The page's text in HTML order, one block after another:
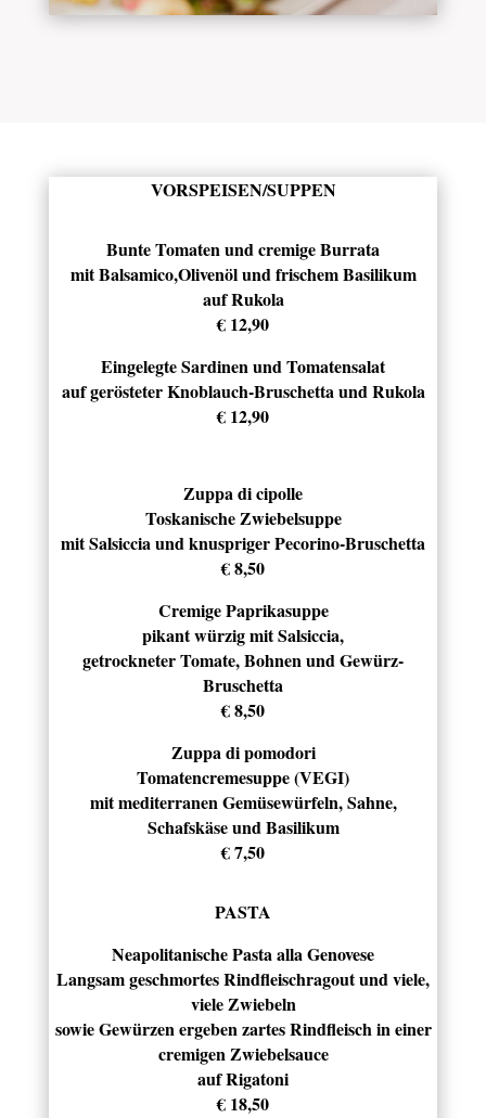
VORSPEISEN/SUPPEN
Bunte Tomaten und cremige Burrata
mit Balsamico,Olivenöl und frischem Basilikum
auf Rukola
€ 12,90
Eingelegte Sardinen und Tomatensalat
auf gerösteter Knoblauch-Bruschetta und Rukola
€ 12,90
Zuppa di cipolle
Toskanische Zwiebelsuppe
mit Salsiccia und knuspriger Pecorino-Bruschetta
€ 8,50
Cremige Paprikasuppe
pikant würzig mit Salsiccia,
getrockneter Tomate, Bohnen und Gewürz-
Bruschetta
€ 8,50
Zuppa di pomodori
Tomatencremesuppe (VEGI)
mit mediterranen Gemüsewürfeln, Sahne,
Schafskäse und Basilikum
€ 7,50
PASTA
Neapolitanische Pasta alla Genovese
Langsam geschmortes Rindfleischragout und viele,
viele Zwiebeln
sowie Gewürzen ergeben zartes Rindfleisch in einer
cremigen Zwiebelsauce
auf Rigatoni
€ 18,50